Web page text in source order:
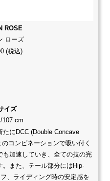
ROSE
ローズ
(税込)
イズ
107 cm
にDCC (Double Concave
コンビネーションで吸い付く
も加速していき、全ての技の完
また、テール部分にはHip-
、ライディング時の安定感を